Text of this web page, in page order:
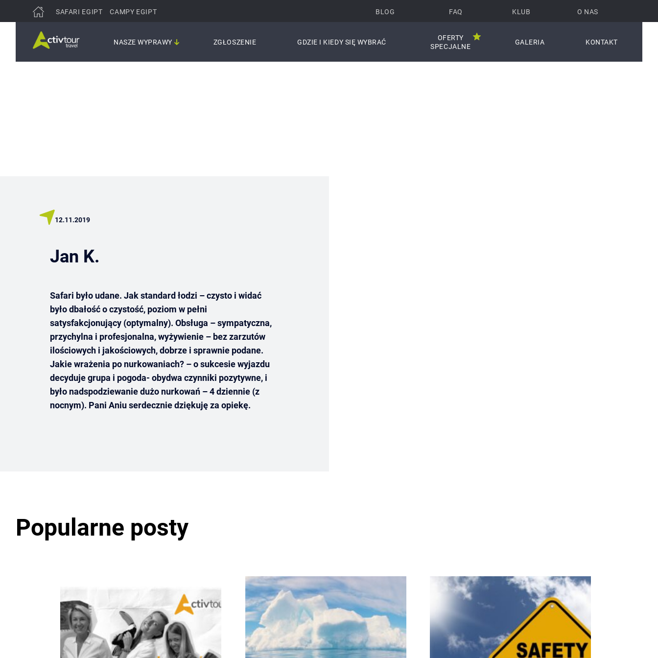
SAFARI EGIPT CAMPY EGIPT
NASZE WYPRAWY ZGŁOSZENIE GDZIE I KIEDY SIĘ WYBRAĆ
OFERTY
SPECJALNE
GALERIA KONTAKT
BLOG FAQ KLUB O NAS
12.11.2019
Jan K.
Safari było udane. Jak standard łodzi – czysto i widać
było dbałość o czystość, poziom w pełni
satysfakcjonujący (optymalny). Obsługa – sympatyczna,
przychylna i profesjonalna, wyżywienie – bez zarzutów
ilościowych i jakościowych, dobrze i sprawnie podane.
Jakie wrażenia po nurkowaniach? – o sukcesie wyjazdu
decyduje grupa i pogoda- obydwa czynniki pozytywne, i
było nadspodziewanie dużo nurkowań – 4 dziennie (z
nocnym). Pani Aniu serdecznie dziękuję za opiekę.
Popularne posty